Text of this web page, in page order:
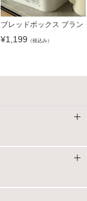
ブレッドボックス ブラン
¥1,199 （税込み）